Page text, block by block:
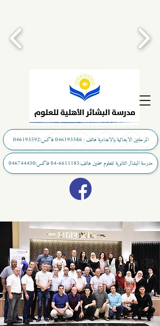
المرحلتين الابتدائية والاعدادية هاتف : 046193586 فاكس:046193592
مدرسة البشائر الثانوية للعلوم سخنين هاتف:6611185-04 فاكس:046744450